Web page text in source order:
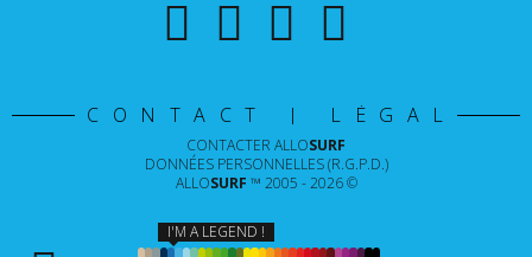
CONTACT | LÉGAL
CONTACTER ALLOSURF
DONNÉES PERSONNELLES (R.G.P.D.)
ALLOSURF ™ 2005 - 2026 ©
I'M A LEGEND !